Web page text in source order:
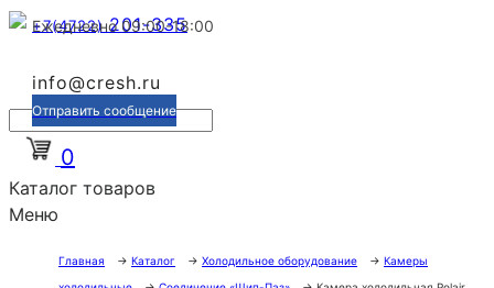
+7(4722)201-335
Ежедневно 09:00-18:00
info@cresh.ru
Отправить сообщение
0
Каталог товаров
Меню
Главная → Каталог → Холодильное оборудование → Камеры